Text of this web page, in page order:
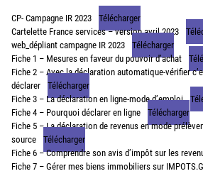
CP- Campagne IR 2023
Télécharger
Cartelette France services – version avril 2023
web_dépliant campagne IR 2023
Télécharger
Fiche 1 – Mesures en faveur du pouvoir d’achat
Fiche 2 – Avec la déclaration automatique-vérifier
déclarer
Télécharger
Fiche 3 – La déclaration en ligne-mode d’emploi
Fiche 4 – Pourquoi déclarer en ligne
Télécharger
Fiche 5 – La déclaration de revenus en mode
source
Télécharger
Fiche 6 – Comprendre son avis d’impôt sur les
Fiche 7 – Gérer mes biens immobiliers sur